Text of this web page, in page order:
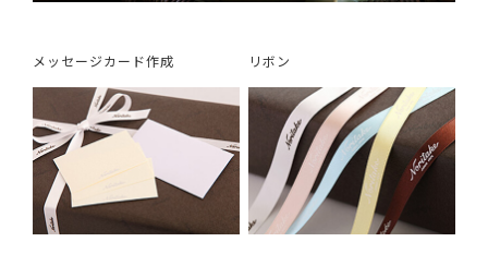
メッセージカード作成 リボン